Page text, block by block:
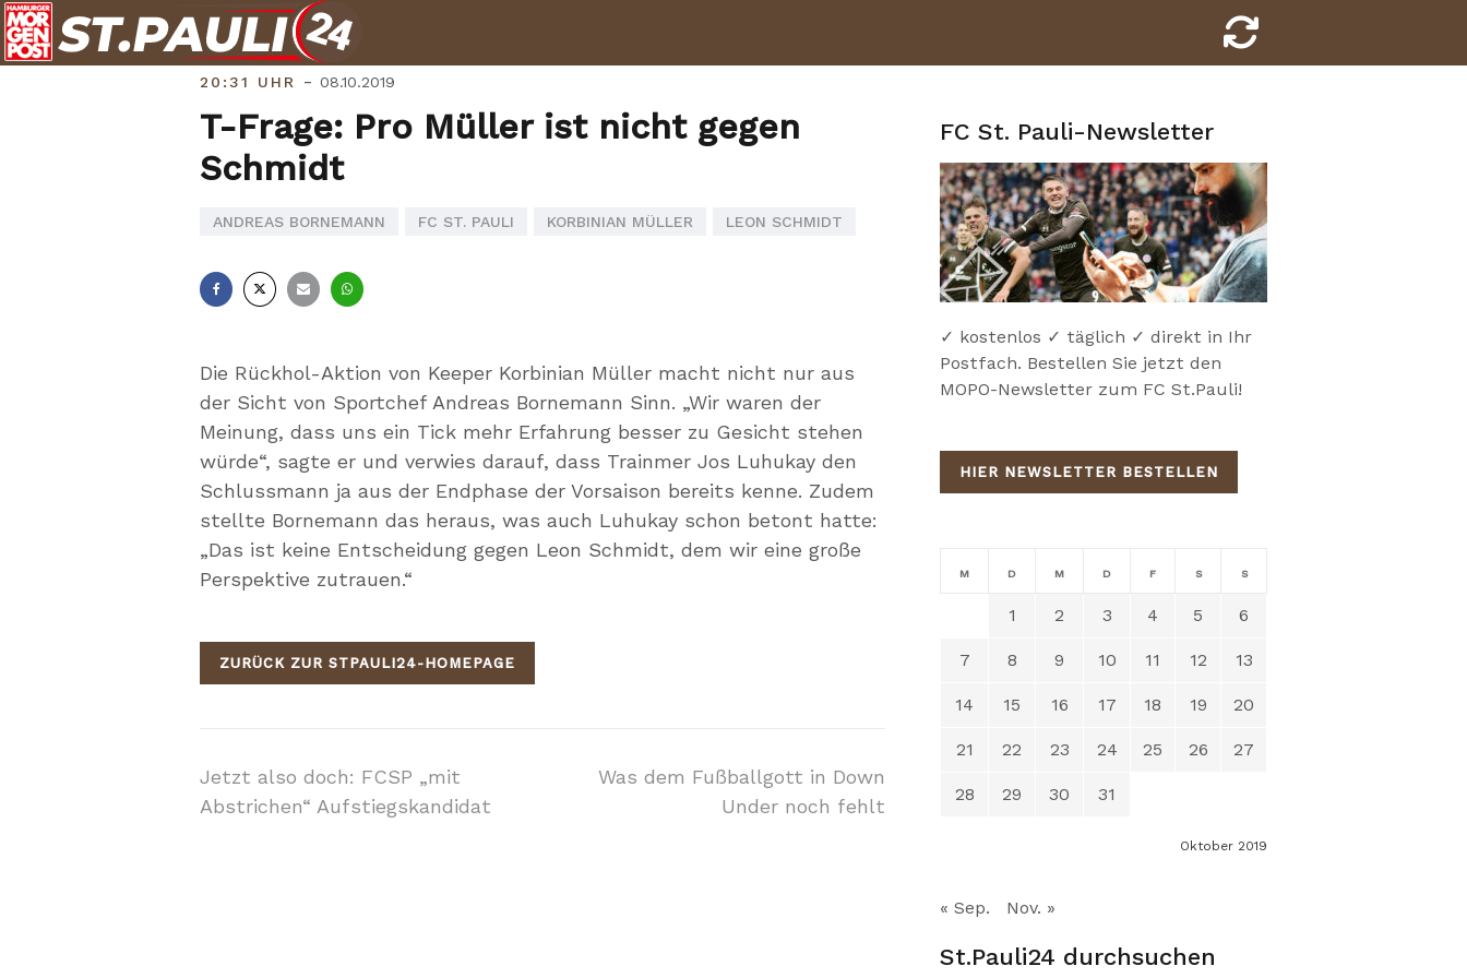
Skip
to
content
20:31 UHR - 08.10.2019
T-Frage: Pro Müller ist nicht gegen
Schmidt
ANDREAS BORNEMANN FC ST. PAULI KORBINIAN MÜLLER LEON SCHMIDT
Die Rückhol-Aktion von Keeper Korbinian Müller macht nicht nur aus
der Sicht von Sportchef Andreas Bornemann Sinn. „Wir waren der
Meinung, dass uns ein Tick mehr Erfahrung besser zu Gesicht stehen
würde“, sagte er und verwies darauf, dass Trainmer Jos Luhukay den
Schlussmann ja aus der Endphase der Vorsaison bereits kenne. Zudem
stellte Bornemann das heraus, was auch Luhukay schon betont hatte:
„Das ist keine Entscheidung gegen Leon Schmidt, dem wir eine große
Perspektive zutrauen.“
ZURÜCK ZUR STPAULI24-HOMEPAGE
Beitragsnavigation
Jetzt also doch: FCSP „mit
Abstrichen“ Aufstiegskandidat
Was dem Fußballgott in Down
Under noch fehlt
FC St. Pauli-Newsletter
✓ kostenlos ✓ täglich ✓ direkt in Ihr
Postfach. Bestellen Sie jetzt den
MOPO-Newsletter zum FC St.Pauli!
HIER NEWSLETTER BESTELLEN
Oktober 2019
M D M D F S S
1 2 3 4 5 6
7 8 9 10 11 12 13
14 15 16 17 18 19 20
21 22 23 24 25 26 27
28 29 30 31
« Sep. Nov. »
St.Pauli24 durchsuchen